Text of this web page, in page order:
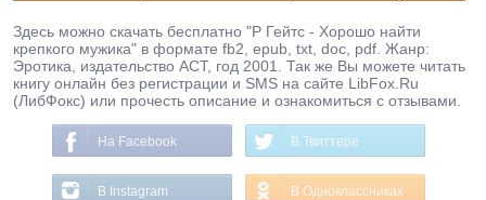
Здесь можно скачать бесплатно "Р Гейтс - Хорошо найти
крепкого мужика" в формате fb2, epub, txt, doc, pdf. Жанр:
Эротика, издательство АСТ, год 2001. Так же Вы можете читать
книгу онлайн без регистрации и SMS на сайте LibFox.Ru
(ЛибФокс) или прочесть описание и ознакомиться с отзывами.
На Facebook В Твиттере
В Instagram В Одноклассниках